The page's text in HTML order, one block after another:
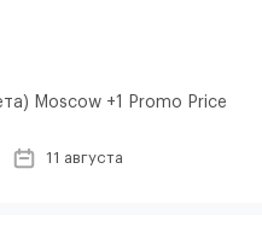
Moscow +1 Promo Price
11 августа